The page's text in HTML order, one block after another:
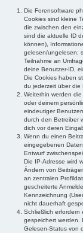
Die Forensoftware
Cookies sind kleine
die zwischen den
sind die aktuelle ID
können),
gelesen/ungelesen;
Teilnahme an
deine Benutzer-ID,
Die Cookies haben
du jederzeit über die
Weiterhin werden
oder deinem
eindeutiger
durch den Betreiber
dich vor deren
Wenn du einen
eingegebenen
Entwurf
Die IP-Adresse wird
Ändern von
an zentralen
gescheiterte
Kennzeichnung
nicht dauerhaft
Schließlich erfordern
gespeichert werden.
Gelesen-Status von